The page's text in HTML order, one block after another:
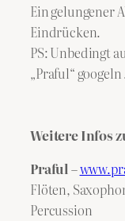
Ein gelungener
Eindrücken.
PS: Unbedingt
„Praful“
Weitere Infos
Praful–
Flöten,
Percussion